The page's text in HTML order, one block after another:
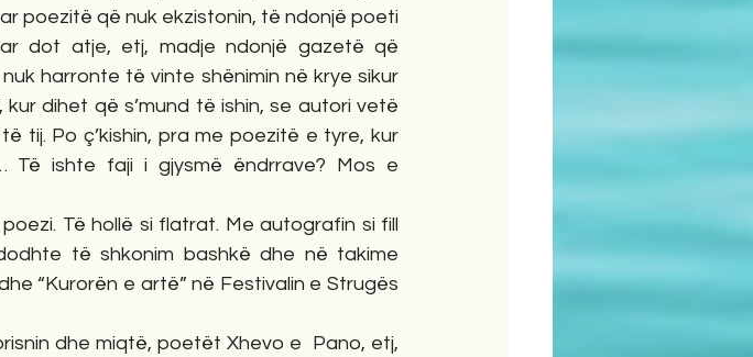
poezitë që nuk ekzistonin, të ndonjë poeti
dot atje, etj, madje ndonjë gazetë që
harronte të vinte shënimin në krye sikur
kur dihet që s’mund të ishin, se autori vetë
tij. Po ç’kishin, pra me poezitë e tyre, kur
Të ishte faji i gjysmë ëndrrave? Mos e
të shkonim bashkë dhe në takime
“Kurorën e artë” në Festivalin e Strugës